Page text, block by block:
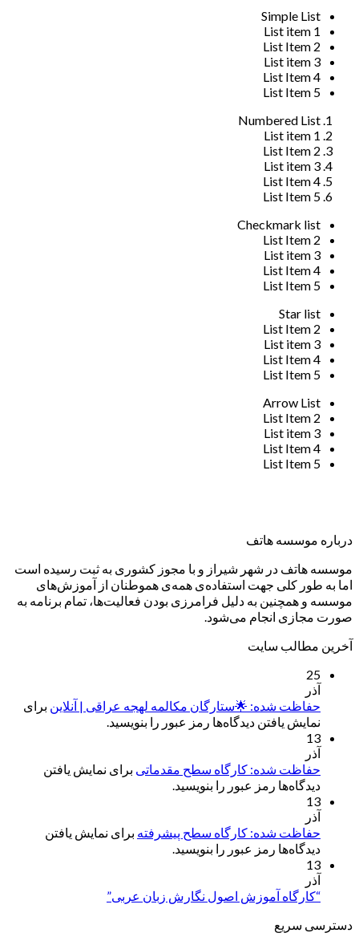
Simple List
List item 1
List Item 2
List item 3
List Item 4
List Item 5
Numbered List
List item 1
List Item 2
List item 3
List Item 4
List Item 5
Checkmark list
List Item 2
List item 3
List Item 4
List Item 5
Star list
List Item 2
List item 3
List Item 4
List Item 5
Arrow List
List Item 2
List item 3
List Item 4
List Item 5
درباره موسسه هاتف
موسسه هاتف در شهر شیراز و با مجوز کشوری به ثبت رسیده است
اما به طور کلی جهت استفاده‌ی همه‌ی هموطنان از آموزش‌های
موسسه و همچنین به دلیل فرامرزی بودن فعالیت‌ها، تمام برنامه به
صورت مجازی انجام می‌شود.
آخرین مطالب سایت
25
آذر
حفاظت شده: 🌟ستارگان مکالمه لهجه عراقی | آنلاین برای
نمایش یافتن دیدگاه‌ها رمز عبور را بنویسید.
13
آذر
حفاظت شده: کارگاه سطح مقدماتی برای نمایش یافتن
دیدگاه‌ها رمز عبور را بنویسید.
13
آذر
حفاظت شده: کارگاه سطح پیشرفته برای نمایش یافتن
دیدگاه‌ها رمز عبور را بنویسید.
13
آذر
“کارگاه آموزش اصول نگارش زبان عربی”
دسترسی سریع